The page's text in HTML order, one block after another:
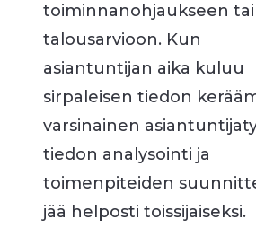
toiminnanohjaukseen tai
talousarvioon. Kun
asiantuntijan aika kuluu
sirpaleisen tiedon
varsinainen
tiedon analysointi ja
toimenpiteiden
jää helposti toissijaiseksi.